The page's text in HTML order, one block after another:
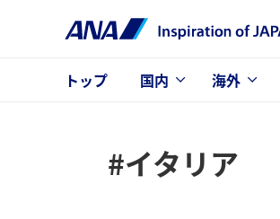
トップ 国内 海外
#イタリア